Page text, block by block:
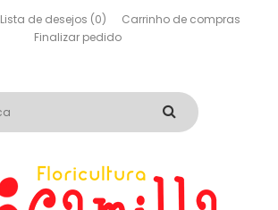
Lista de desejos (0)
Carrinho de compras
Finalizar pedido